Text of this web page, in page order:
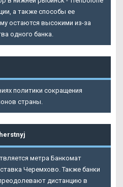
а также способы ее
остаются высокими из-за
одного банка.
политики сокращения
страны.
метра Банкомат
Черемхово. Также банки
дистанцию в